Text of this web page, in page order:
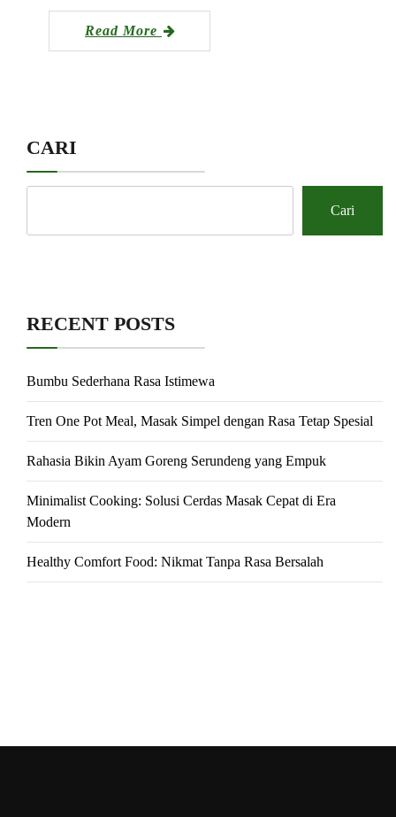
Read More
CARI
Cari
RECENT POSTS
Bumbu Sederhana Rasa Istimewa
Tren One Pot Meal, Masak Simpel dengan Rasa Tetap Spesial
Rahasia Bikin Ayam Goreng Serundeng yang Empuk
Minimalist Cooking: Solusi Cerdas Masak Cepat di Era
Modern
Healthy Comfort Food: Nikmat Tanpa Rasa Bersalah